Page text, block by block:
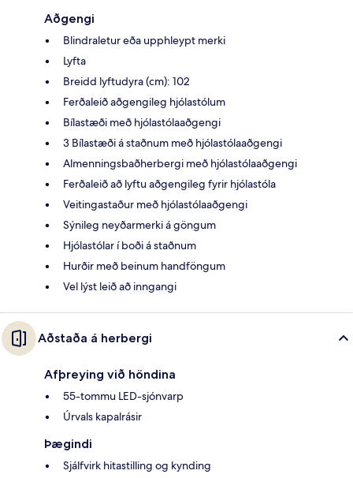
Aðgengi
Blindraletur eða upphleypt merki
Lyfta
Breidd lyftudyra (cm): 102
Ferðaleið aðgengileg hjólastólum
Bílastæði með hjólastólaaðgengi
3 Bílastæði á staðnum með hjólastólaaðgengi
Almenningsbaðherbergi með hjólastólaaðgengi
Ferðaleið að lyftu aðgengileg fyrir hjólastóla
Veitingastaður með hjólastólaaðgengi
Sýnileg neyðarmerki á göngum
Hjólastólar í boði á staðnum
Hurðir með beinum handföngum
Vel lýst leið að inngangi
Aðstaða á herbergi
Afþreying við höndina
55-tommu LED-sjónvarp
Úrvals kapalrásir
Þægindi
Sjálfvirk hitastilling og kynding